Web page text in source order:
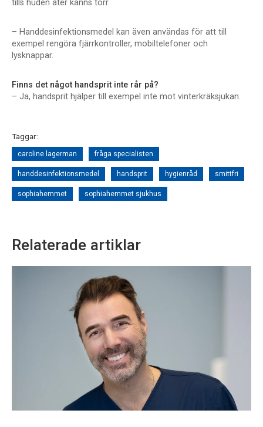
tills huden åter känns torr.
– Handdesinfektionsmedel kan även användas för att till
exempel rengöra fjärrkontroller, mobiltelefoner och
lysknappar.
Finns det något handsprit inte rår på?
– Ja, handsprit hjälper till exempel inte mot vinterkräksjukan.
Taggar:
caroline lagerman fråga specialisten
handdesinfektionsmedel handsprit hygienråd smittfri
sophiahemmet sophiahemmet sjukhus
Relaterade artiklar